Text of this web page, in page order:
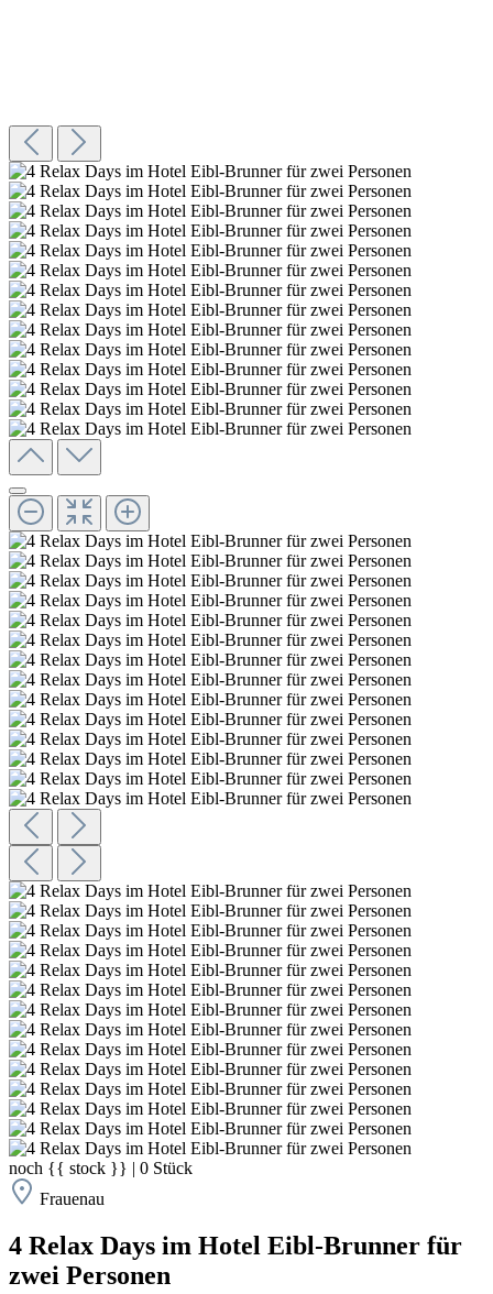
noch {{ stock }} | 0 Stück
Frauenau
4 Relax Days im Hotel Eibl-Brunner für
zwei Personen